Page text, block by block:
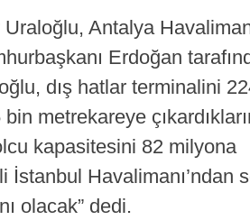
Antalya
Erdoğan
dış hatlar terminalini
metrekareye
kapasitesini 82 milyona
Havalimanı’ndan
olacak” dedi.